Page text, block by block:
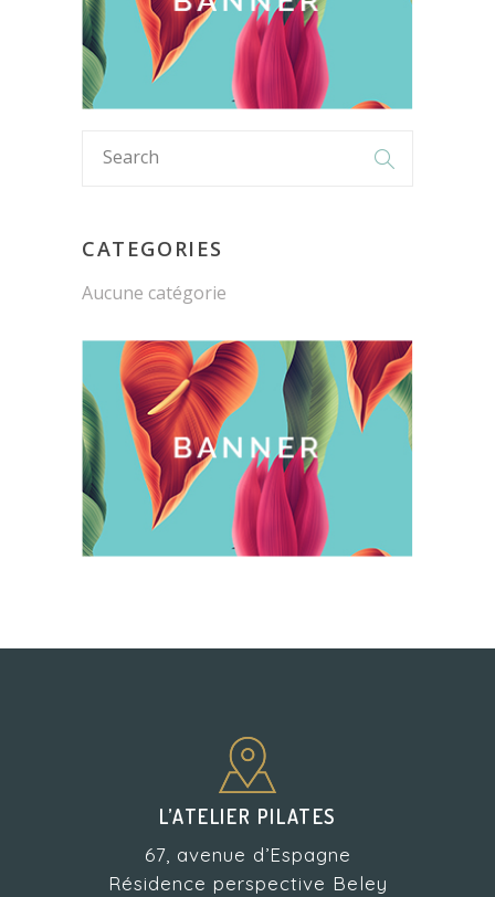
CATEGORIES
Aucune catégorie
L’ATELIER PILATES
67, avenue d’Espagne
Résidence perspective Beley